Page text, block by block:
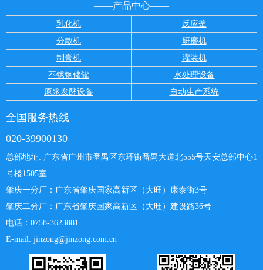
——产品中心——
乳化机
反应釜
分散机
研磨机
制膏机
灌装机
不锈钢储罐
水处理设备
原浆发酵设备
自动生产系统
全国服务热线
020-39900130
总部地址: 广东省广州市番禺区东环街番禺大道北555号天安总部中心1
号楼1505室
肇庆一分厂： 广东省肇庆国家高新区（大旺）康泰街3号
肇庆二分厂：广东省肇庆国家高新区（大旺）建设路36号
电话：0758-3623881
E-mail: jinzong@jinzong.com.cn